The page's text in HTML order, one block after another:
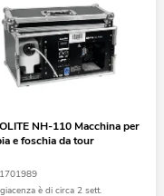
NH-110 Macchina per
e foschia da tour
è di circa 2 sett.